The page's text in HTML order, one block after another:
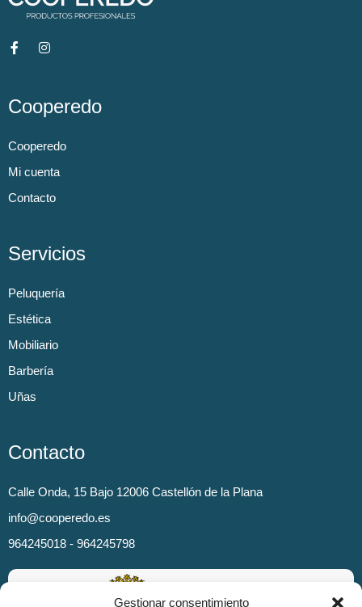
Gestionar consentimiento
Cooperedo
Cooperedo
Mi cuenta
Contacto
Servicios
Peluquería
Estética
Mobiliario
Barbería
Uñas
Contacto
Calle Onda, 15 Bajo 12006 Castellón de la Plana
info@cooperedo.es
964245018 - 964245798